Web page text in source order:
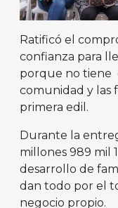
Ratificó el
confianza para
porque no tiene
comunidad y las
primera edil.
Durante la
millones 989 mil
desarrollo de
dan todo por el
negocio propio.